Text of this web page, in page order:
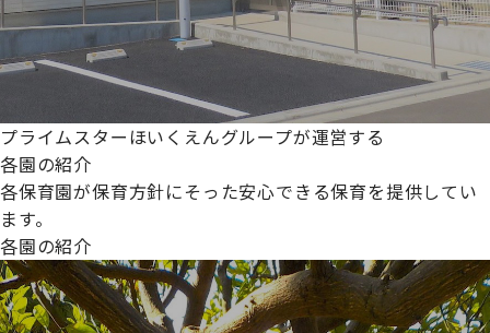
プライムスターほいくえんグループが運営する
各園の紹介
各保育園が保育方針にそった安心できる保育を提供してい
ます。
各園の紹介